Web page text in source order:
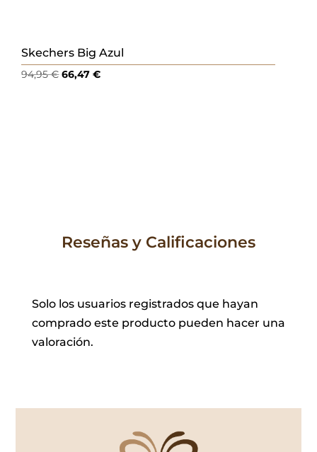
Skechers Big Azul
94,95€El
66,47€El
Reseñas y Calificaciones
Solo los usuarios registrados que hayan
comprado este producto pueden hacer una
valoración.